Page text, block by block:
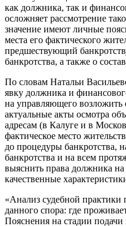
как должника, так и
осложняет рассмотрение
значение имеют личные
места его фактического
предшествующий
банкротства, а также о
По словам Натальи
явку должника и
на управляющего возложить
актуальные акты осмотра
адресам (в Калуге и в
фактическое место
до процедуры банкротства,
банкротства и на всем
выяснить права должника
качественные
«Анализ судебной практики
данного спора: где
Пояснения на стадии подачи